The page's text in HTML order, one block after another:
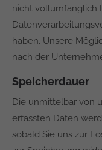
nicht vollumfänglich
haben. Unsere
nach der
Speicherdauer
Die unmittelbar von
erfassten Daten
sobald Sie uns zur